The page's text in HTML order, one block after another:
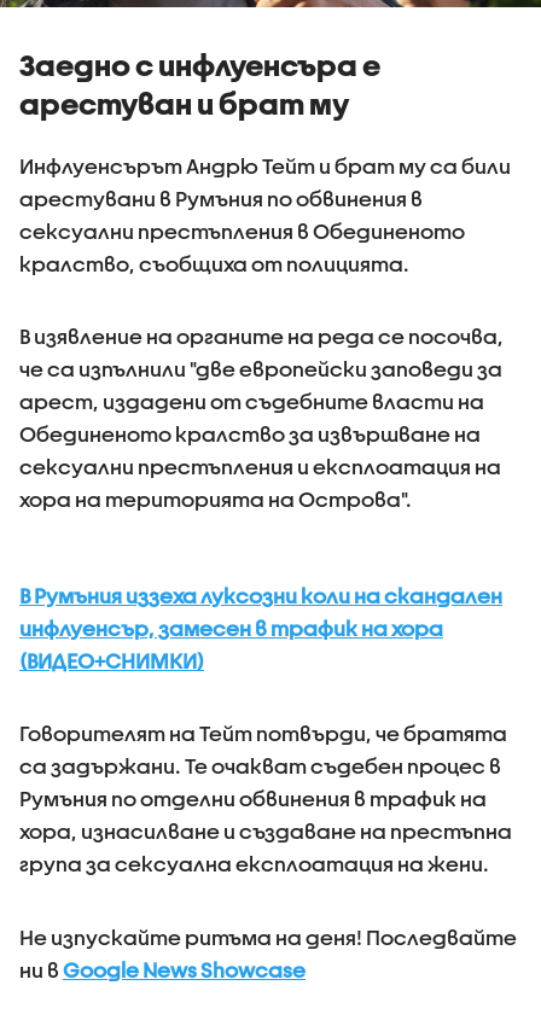
Заедно с инфлуенсъра е
арестуван и брат му
Инфлуенсърът Андрю Тейт и брат му са били
арестувани в Румъния по обвинения в
сексуални престъпления в Обединеното
кралство, съобщиха от полицията.
В изявление на органите на реда се посочва,
че са изпълнили "две европейски заповеди за
арест, издадени от съдебните власти на
Обединеното кралство за извършване на
сексуални престъпления и експлоатация на
хора на територията на Острова".
В Румъния иззеха луксозни коли на скандален
инфлуенсър, замесен в трафик на хора
(ВИДЕО+СНИМКИ)
Говорителят на Тейт потвърди, че братята
са задържани. Те очакват съдебен процес в
Румъния по отделни обвинения в трафик на
хора, изнасилване и създаване на престъпна
група за сексуална експлоатация на жени.
Не изпускайте ритъма на деня! Последвайте
ни в Google News Showcase